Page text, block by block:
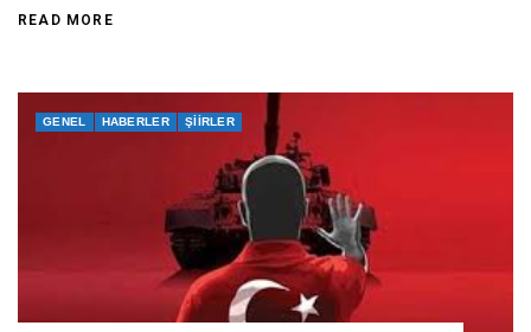
READ MORE
GENEL HABERLER ŞIIRLER